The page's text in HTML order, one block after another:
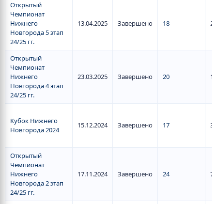
Открытый
Чемпионат
Нижнего
Новгорода 5 этап
24/25 гг.
13.04.2025 Завершено 18 2
Открытый
Чемпионат
Нижнего
Новгорода 4 этап
24/25 гг.
23.03.2025 Завершено 20 1
Кубок Нижнего
Новгорода 2024
15.12.2024 Завершено 17 3
Открытый
Чемпионат
Нижнего
Новгорода 2 этап
24/25 гг.
17.11.2024 Завершено 24 7